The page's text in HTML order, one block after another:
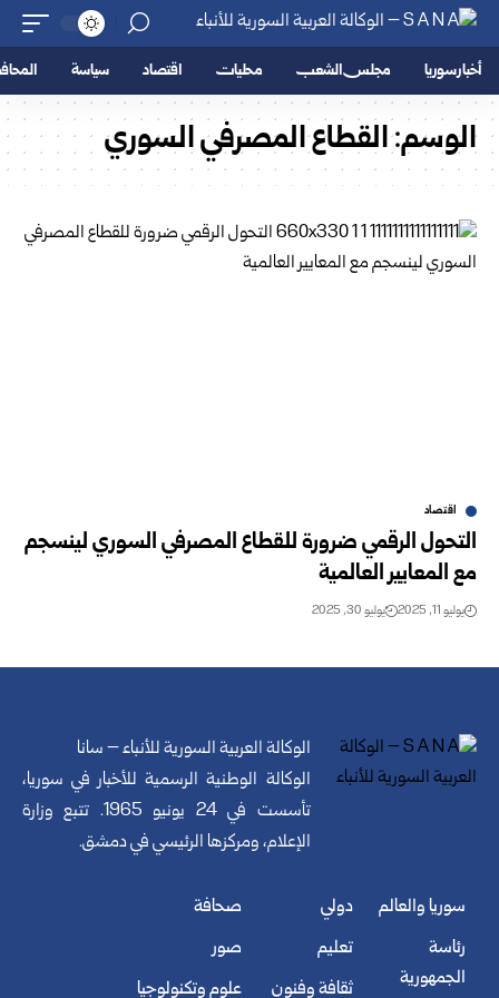
أخبار سوريا مجلس الشعب محليات اقتصاد سياسة
الوسم:القطاع المصرفي السوري
اقتصاد
التحول الرقمي ضرورة للقطاع المصرفي السوري لينسجم
مع المعايير العالمية
يوليو 11, 2025 يوليو 30, 2025
الوكالة العربية السورية للأنباء – سانا
الوكالة الوطنية الرسمية للأخبار في سوريا،
تأسست في 24 يونيو 1965. تتبع وزارة
الإعلام، ومركزها الرئيسي في دمشق.
سوريا والعالم
رئاسة
الجمهورية
دولي
تعليم
ثقافة وفنون
صحافة
صور
علوم وتكنولوجيا